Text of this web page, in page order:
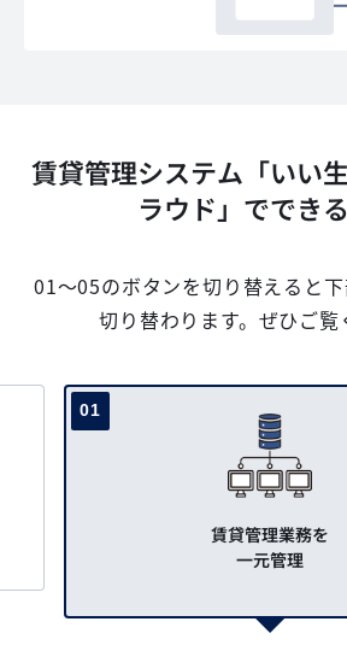
賃貸管理システム「いい
ラウド」ででき
01〜05のボタンを切り替えると
切り替わります。 ぜひご覧
01
賃貸管理業務を
一元管理